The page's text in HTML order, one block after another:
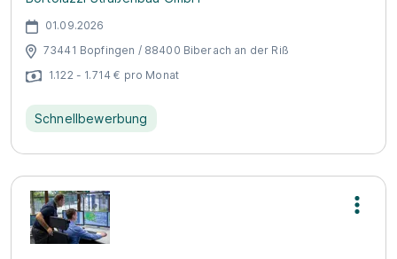
01.09.2026
73441 Bopfingen / 88400 Biberach an der Riß
1.122 - 1.714 € pro Monat
Schnellbewerbung